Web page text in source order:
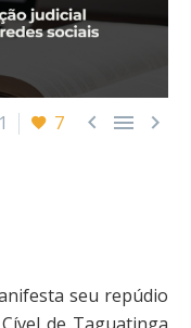
1 7   
seu repúdio
de Taguatinga